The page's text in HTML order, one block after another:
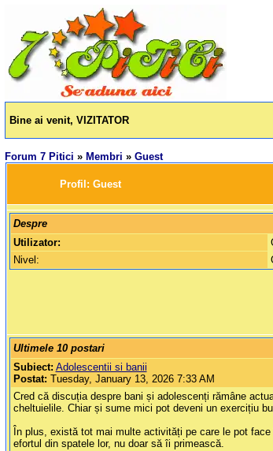
Bine ai venit, VIZITATOR
Forum 7 Pitici » Membri »Guest
		Profil:
Guest
Despre
Utilizator:
Nivel:
Ultimele 10 postari
Subiect: Adolescentii si banii
Postat: Tuesday, January 13, 2026 7:33 AM
Cred că discuția despre bani și adolescenți rămâne
cheltuielile. Chiar și sume mici pot deveni un exercițiu
În plus, există tot mai multe activități pe care le pot
efortul din spatele lor, nu doar să îi primească.